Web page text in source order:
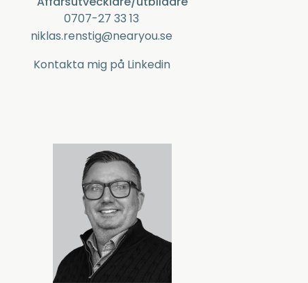
0707-27 33 13
niklas.renstig@nearyou.se
Kontakta mig på Linkedin